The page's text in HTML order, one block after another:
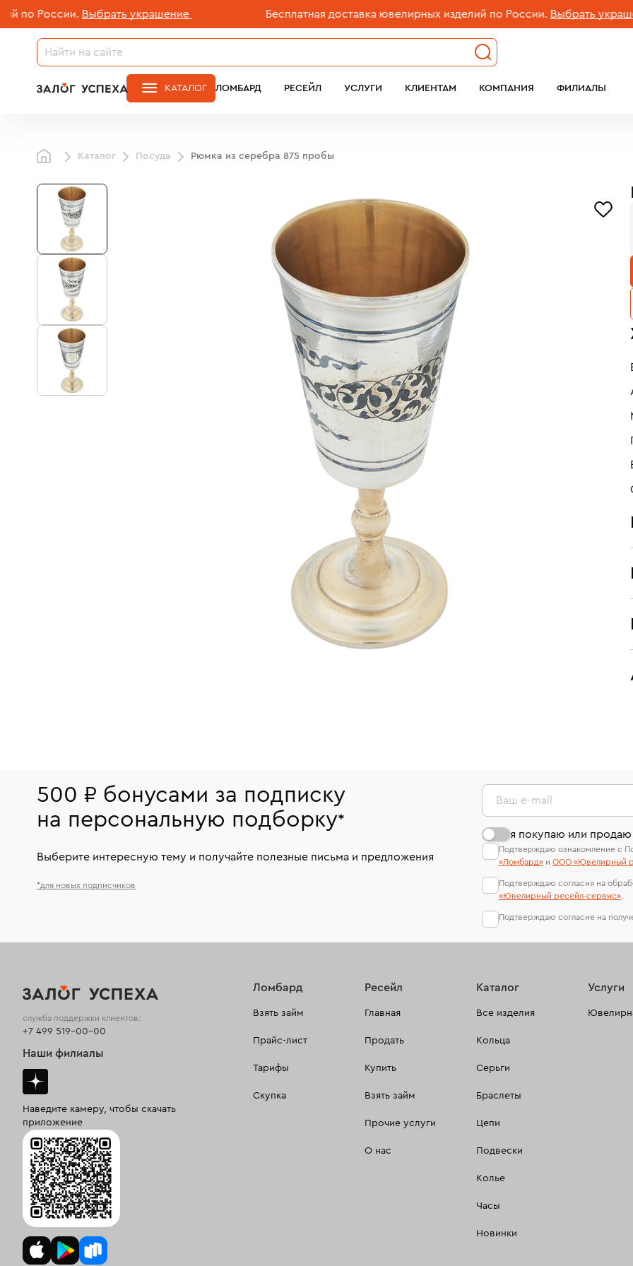
России. Выбрать украшение Бесплатная доставка ювелирных изделий по России. Выбрать украшение
ЛОМБАРД РЕСЕЙЛ УСЛУГИ КЛИЕНТАМ КОМПАНИЯ ФИЛИАЛЫ
КАТАЛОГ
Каталог Посуда Рюмка из серебра 875 пробы
500 ₽ бонусами за подписку
на персональную подборку*
Выберите интересную тему и получайте полезные письма и предложения
*для новых подписчиков
Ваш e-mail
я покупаю или
Подтверждаю ознакомление с
«Ломбард» и ООО «Ювелирный
Подтверждаю согласия на
«Ювелирный ресейл-сервиc».
Подтверждаю согласие на
Ломбард
Взять займ
Прайс-лист
Тарифы
Скупка
Ресейл
Главная
Продать
Купить
Взять займ
Прочие услуги
О нас
Каталог
Все изделия
Кольца
Серьги
Браслеты
Цепи
Подвески
Колье
Часы
Новинки
Услуги
служба поддержки клиентов:
+7 499 519-00-00
Наши филиалы
Наведите камеру, чтобы скачать
приложение